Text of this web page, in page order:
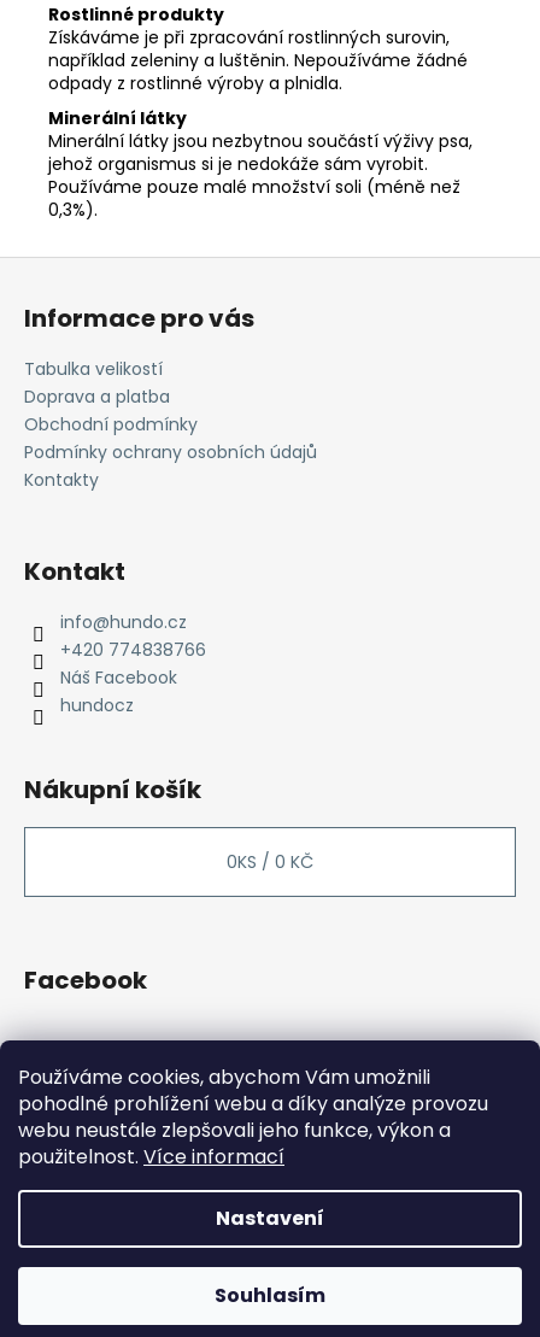
Používáme cookies, abychom Vám umožnili
pohodlné prohlížení webu a díky analýze provozu
webu neustále zlepšovali jeho funkce, výkon a
použitelnost. Více informací
Nastavení
Souhlasím
Z důvodu dovolené budou
objednávky vyřizovány po
25.5. Děkujeme za
Rostlinné produkty
Získáváme je při zpracování rostlinných surovin,
například zeleniny a luštěnin. Nepoužíváme žádné
odpady z rostlinné výroby a plnidla.
Minerální látky
Minerální látky jsou nezbytnou součástí výživy psa,
jehož organismus si je nedokáže sám vyrobit.
Používáme pouze malé množství soli (méně než
0,3%).
Z
Informace pro vás
Tabulka velikostí
Doprava a platba
Obchodní podmínky
Podmínky ochrany osobních údajů
Kontakty
Kontakt
info@hundo.cz
+420 774838766
Náš Facebook
hundocz
Nákupní košík
0KS / 0 KČ
Facebook
Přijímáme online platby
Copyright 2026Hundo.cz. Všechna práva vyhrazena.
Upravit nastavení cookies